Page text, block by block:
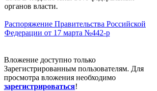
органов власти.
Распоряжение Правительства Российской
Федерации от 17 марта №442-р
Вложение доступно только
Зарегистрированным пользователям. Для
просмотра вложения необходимо
зарегистрироваться!